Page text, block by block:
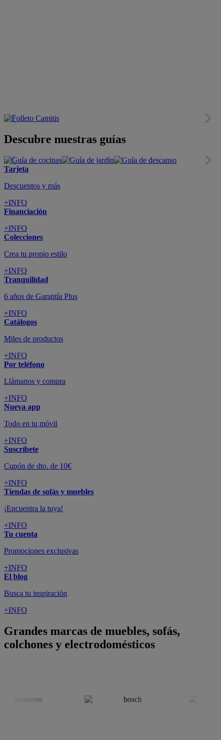
Descubre nuestras guías
Tarjeta
Descuentos y más
+INFO
Financiación
+INFO
Colecciones
Crea tu propio estilo
+INFO
Tranquilidad
6 años de Garantía Plus
+INFO
Catálogos
Miles de productos
+INFO
Por teléfono
Llámanos y compra
+INFO
Nueva app
Todo en tu móvil
+INFO
Suscríbete
Cupón de dto. de 10€
+INFO
Tiendas de sofás y muebles
¡Encuentra la tuya!
+INFO
Tu cuenta
Promociones exclusivas
+INFO
El blog
Busca tu inspiración
+INFO
Grandes marcas de muebles, sofás,
colchones y electrodomésticos